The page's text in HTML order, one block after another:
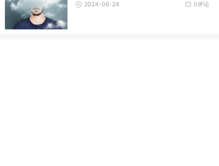
0评论
2024-06-24